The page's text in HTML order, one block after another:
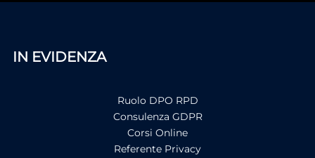
IN EVIDENZA
Ruolo DPO RPD
Consulenza GDPR
Corsi Online
Referente Privacy